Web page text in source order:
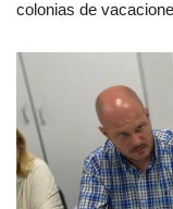
colonias de